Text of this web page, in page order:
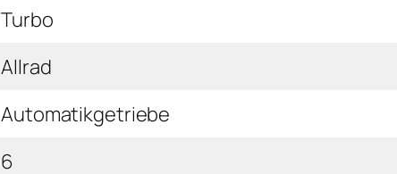
Turbo
Allrad
Automatikgetriebe
6